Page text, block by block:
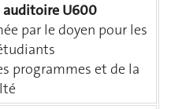
auditoire U600
par le doyen pour les
programmes et de la